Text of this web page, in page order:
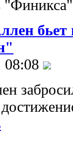
бьет
08:08